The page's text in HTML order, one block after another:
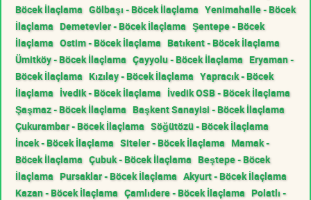
Böcek İlaçlama Gölbaşı - Böcek İlaçlama Yenimahalle - Böcek
İlaçlama Demetevler - Böcek İlaçlama Şentepe - Böcek
İlaçlama Ostim - Böcek İlaçlama Batıkent - Böcek İlaçlama
Ümitköy - Böcek İlaçlama Çayyolu - Böcek İlaçlama Eryaman -
Böcek İlaçlama Kızılay - Böcek İlaçlama Yapracık - Böcek
İlaçlama İvedik - Böcek İlaçlama İvedik OSB - Böcek İlaçlama
Şaşmaz - Böcek İlaçlama Başkent Sanayisi - Böcek İlaçlama
Çukurambar - Böcek İlaçlama Söğütözü - Böcek İlaçlama
İncek - Böcek İlaçlama Siteler - Böcek İlaçlama Mamak -
Böcek İlaçlama Çubuk - Böcek İlaçlama Beştepe - Böcek
İlaçlama Pursaklar - Böcek İlaçlama Akyurt - Böcek İlaçlama
Kazan - Böcek İlaçlama Çamlıdere - Böcek İlaçlama Polatlı -